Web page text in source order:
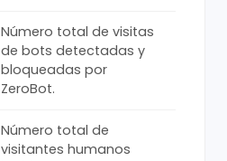
Número total de visitas
de bots detectadas y
bloqueadas por
ZeroBot.
Número total de
visitantes humanos